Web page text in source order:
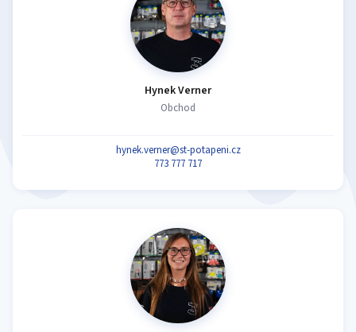
Hynek Verner
Obchod
hynek.verner@st-potapeni.cz
773 777 717